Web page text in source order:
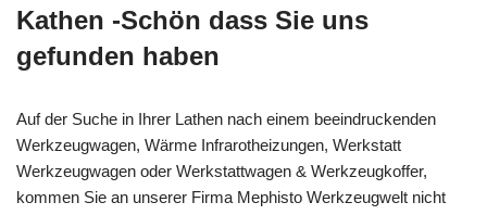
Kathen -Schön dass Sie uns
gefunden haben
Auf der Suche in Ihrer Lathen nach einem beeindruckenden
Werkzeugwagen, Wärme Infrarotheizungen, Werkstatt
Werkzeugwagen oder Werkstattwagen & Werkzeugkoffer,
kommen Sie an unserer Firma Mephisto Werkzeugwelt nicht